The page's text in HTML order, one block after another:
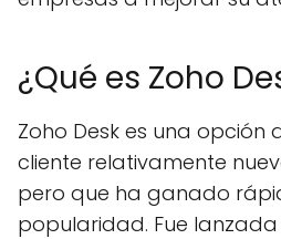
¿Qué es Zoho
Zoho Desk es una opción
cliente relativamente
pero que ha ganado
popularidad. Fue lanzada